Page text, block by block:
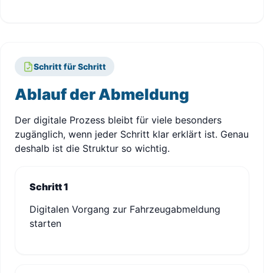
Schritt für Schritt
Ablauf der Abmeldung
Der digitale Prozess bleibt für viele besonders
zugänglich, wenn jeder Schritt klar erklärt ist. Genau
deshalb ist die Struktur so wichtig.
Schritt 1
Digitalen Vorgang zur Fahrzeugabmeldung
starten